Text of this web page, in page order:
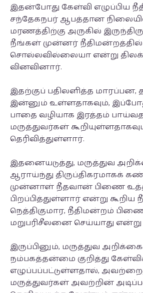
இதன்போது கேள்வி எழுப்பிய
சந்தேகநபர் ஆபத்தான
மரணத்திற்கு அருகில்
நீங்கள் முன்னர் நீதிமன்றத்தில்
சொல்லவில்லையா என்று திலக்
வினவினார்.
இதற்குப் பதிலளித்த மாரப்பன,
இன்னும் உள்ளதாகவும்,
பாதை வழியாக இரத்தம்
மருத்துவர்கள்
தெரிவித்துள்ளார்.
இதனையடுத்து, மருத்துவ
ஆராய்ந்து திருப்திகரமாகக்
முன்னாள் நீதவான் பிணை
பிறப்பித்துள்ளார் என்று கூறிய
நெத்திகுமார, நீதிமன்றம்
மறுபரிசீலனை செய்யாது என்று
இருப்பினும், மருத்துவ
நம்பகத்தன்மை குறித்து
எழுப்பப்பட்டுள்ளதால்,
மருத்துவர்கள் அவற்றின்